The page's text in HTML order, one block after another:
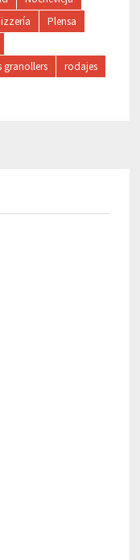
Plensa
granollers
rodajes